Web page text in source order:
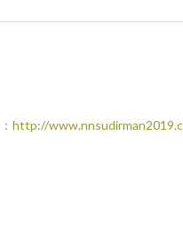
http://